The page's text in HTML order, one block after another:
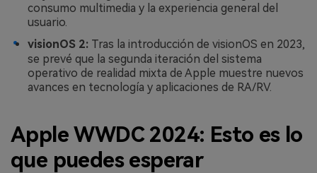
consumo multimedia y la experiencia general del
usuario.
visionOS 2: Tras la introducción de visionOS en 2023,
se prevé que la segunda iteración del sistema
operativo de realidad mixta de Apple muestre nuevos
avances en tecnología y aplicaciones de RA/RV.
Apple WWDC 2024: Esto es lo
que puedes esperar